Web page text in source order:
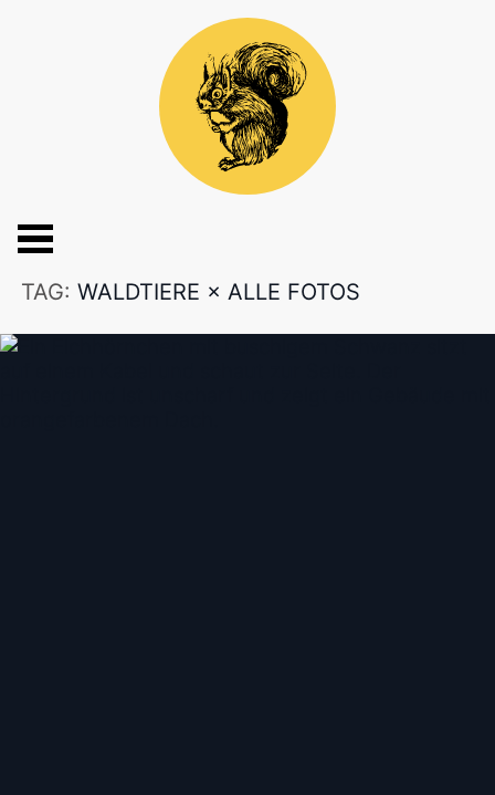
TAG: WALDTIERE × ALLE FOTOS